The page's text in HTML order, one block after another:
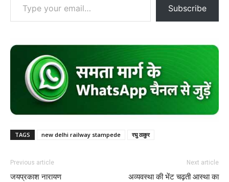
Subscribe
TAGS new delhi railway stampede रघु ठाकुर
Previous article
जयप्रकाश नारायण
Next article
अव्यवस्था की भेंट चढ़ती आस्था का